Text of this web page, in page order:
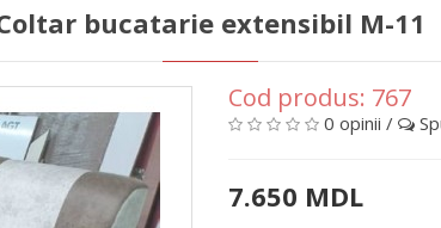
bucatarie extensibil M-11
Cod produs: 767
0 opinii /
7.650 MDL